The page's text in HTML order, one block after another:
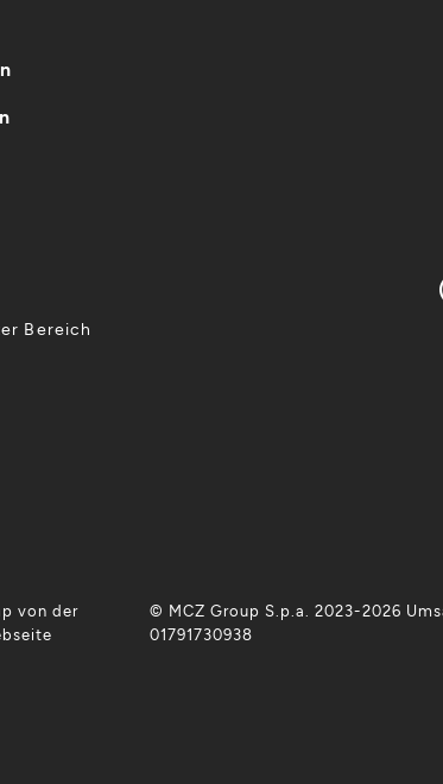
Bereich
von der
© MCZ Group S.p.a. 2023-2026
01791730938